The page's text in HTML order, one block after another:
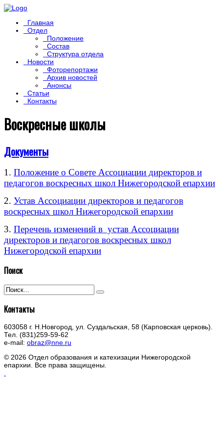
Главная
Отдел
Положение
Состав
Структура отдела
Новости
Фоторепортажи
Архив новостей
Анонсы
Статьи
Контакты
Воскресные школы
Документы
1. Положение о Совете Ассоциации директоров и
педагогов воскресных школ Нижегородской епархии
2. Устав Ассоциации директоров и педагогов
воскресных школ Нижегородской епархии
3. Перечень изменений в устав Ассоциации
директоров и педагогов воскресных школ
Нижегородской епархии
Поиск
Контакты
603058 г. Н.Новгород, ул. Суздальская, 58 (Карповская церковь).
Тел. (831)259-59-62
e-mail: obraz@nne.ru
© 2026 Отдел образования и катехизации Нижегородской
епархии. Все права защищены.